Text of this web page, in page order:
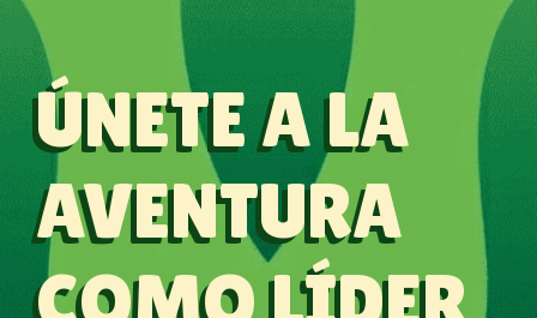
ÚNETE A LA
AVENTURA